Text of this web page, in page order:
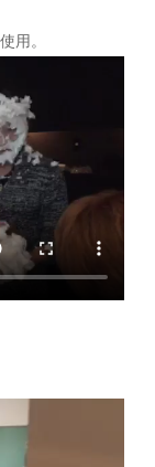
用。